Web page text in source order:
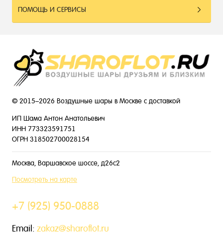
ПОМОЩЬ И СЕРВИСЫ
© 2015–2026 Воздушные шары в Москве с доставкой
ИП Шама Антон Анатольевич
ИНН 773323591751
ОГРН 318502700028154
Москва, Варшавское шоссе, д26с2
Посмотреть на карте
+7 (925) 950-0888
Email: zakaz@sharoflot.ru